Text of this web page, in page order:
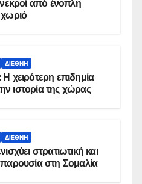
από ένοπλη
ΔΙΕΘΝΉ
χειρότερη επιδημία
ιστορία της χώρας
ΔΙΕΘΝΉ
στρατιωτική και
παρουσία στη Σομαλία